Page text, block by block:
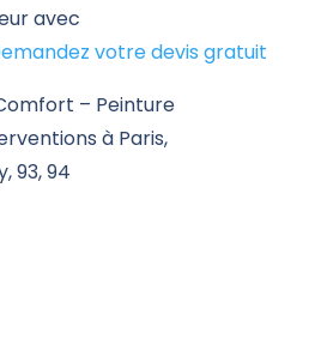
avec
votre devis gratuit
– Peinture
à Paris,
93, 94